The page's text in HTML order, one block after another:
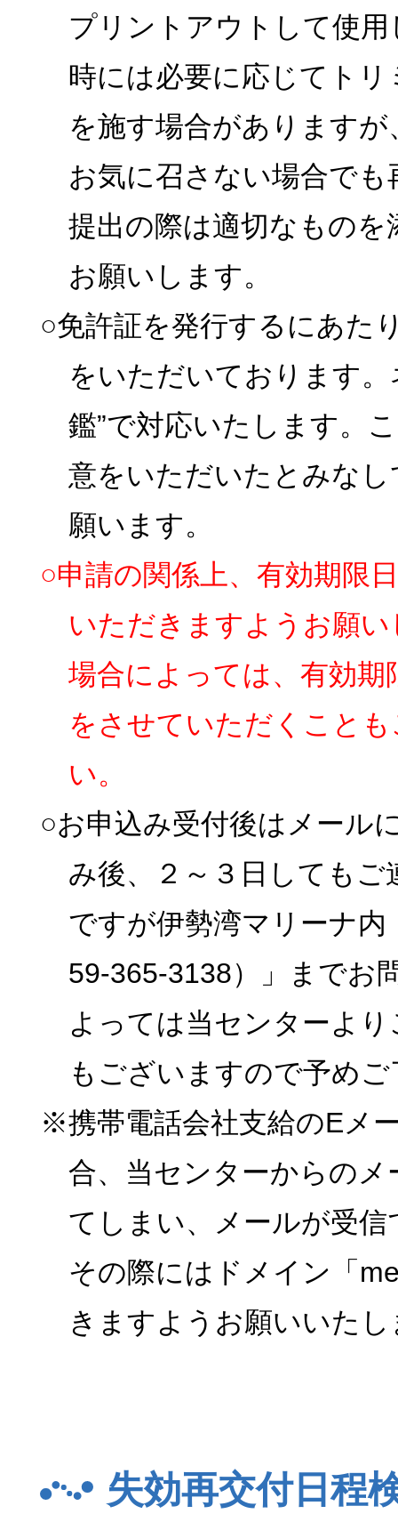
プリントアウトして使用
時には必要に応じてト
を施す場合があります
お気に召さない場合で
提出の際は適切なもの
お願いします。
○免許証を発行するにあた
をいただいております
鑑”で対応いたします。
意をいただいたとみな
願います。
○申請の関係上、有効期限
いただきますようお願
場合によっては、有効
をさせていただくこと
い。
○お申込み受付後はメール
み後、２～３日しても
ですが伊勢湾マリーナ
59-365-3138）」までお
よっては当センターよ
もございますので予め
※携帯電話会社支給のEメ
合、当センターからの
てしまい、メールが受
その際にはドメイン「
きますようお願いいた
失効再交付日程